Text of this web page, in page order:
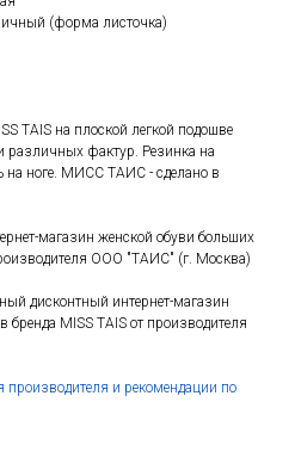
(форма листочка)
TAIS на плоской легкой подошве
различных фактур. Резинка на
на ноге. МИСС ТАИС - сделано в
магазин женской обуви больших
ООО "ТАИС" (г. Москва)
дисконтный интернет-магазин
MISS TAIS от производителя
производителя и рекомендации по